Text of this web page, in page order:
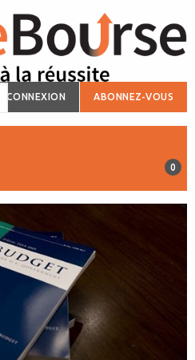
CONNEXION ABONNEZ-VOUS
0